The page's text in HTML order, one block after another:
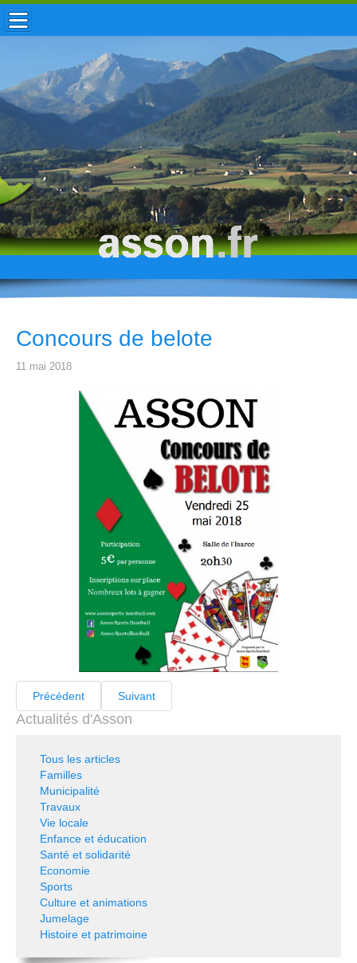
ACCUEIL / INFOS
MUNICIPALITÉ
VIE LOCALE
ENFANCE
TOURISME
HISTOIRE
Concours de belote
11 mai 2018
Précédent Suivant
Actualités d'Asson
Tous les articles
Familles
Municipalité
Travaux
Vie locale
Enfance et éducation
Santé et solidarité
Economie
Sports
Culture et animations
Jumelage
Histoire et patrimoine